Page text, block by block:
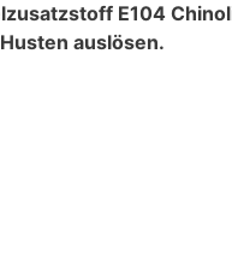
E104
auslösen.